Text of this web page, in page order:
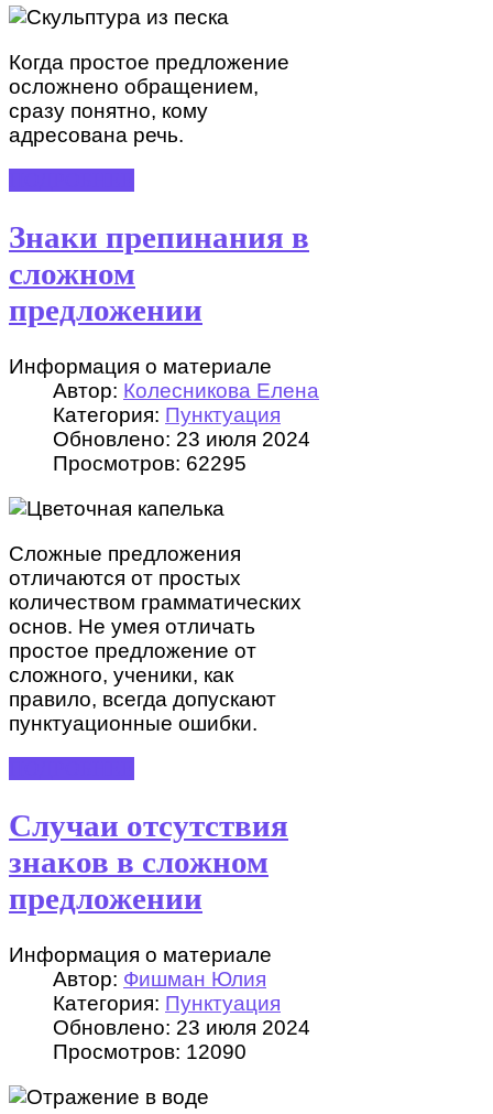
Когда простое предложение
осложнено обращением,
сразу понятно, кому
адресована речь.
Знаки препинания в
сложном
предложении
Информация о материале
Автор: Колесникова Елена
Категория: Пунктуация
Обновлено: 23 июля 2024
Просмотров: 62295
Сложные предложения
отличаются от простых
количеством грамматических
основ. Не умея отличать
простое предложение от
сложного, ученики, как
правило, всегда допускают
пунктуационные ошибки.
Случаи отсутствия
знаков в сложном
предложении
Информация о материале
Автор: Фишман Юлия
Категория: Пунктуация
Обновлено: 23 июля 2024
Просмотров: 12090